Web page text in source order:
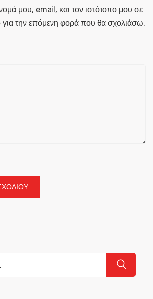
μου, email, και τον ιστότοπο μου σε
για την επόμενη φορά που θα σχολιάσω.